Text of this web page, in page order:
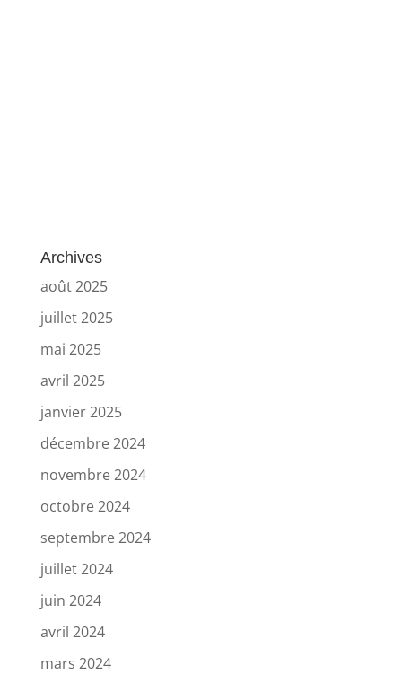
Archives
août 2025
juillet 2025
mai 2025
avril 2025
janvier 2025
décembre 2024
novembre 2024
octobre 2024
septembre 2024
juillet 2024
juin 2024
avril 2024
mars 2024